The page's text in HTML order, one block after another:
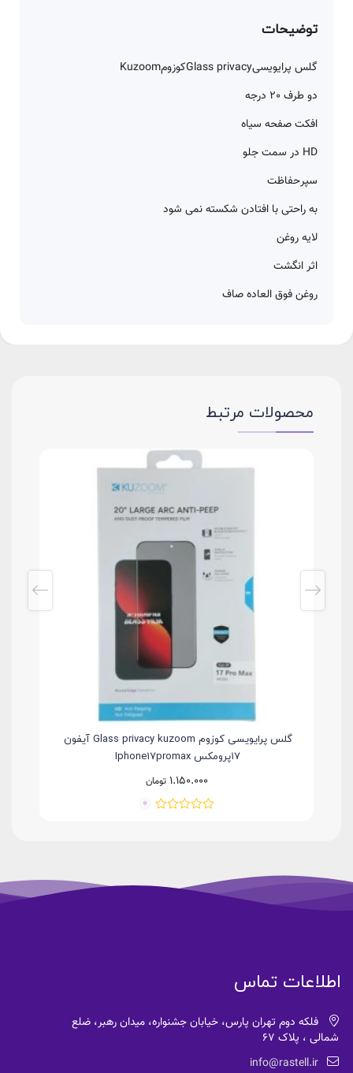
توضیحات
گلس پرایویسیGlass privacyکوزومKuzoom
دو طرف 20 درجه
افکت صفحه سیاه
HD در سمت جلو
سپرحفاظت
به راحتی با افتادن شکسته نمی شود
لایه روغن
اثر انگشت
روغن فوق العاده صاف
محصولات مرتبط
گلس پرایویسی کوزوم Glass privacy kuzoom آیفون
۱۷پرومکس Iphone17promax
1.150.000 تومان
0
اطلاعات تماس
فلکه دوم تهران پارس، خیابان جشنواره، میدان رهبر، ضلع
شمالی ، پلاک 67
info@rastell.ir